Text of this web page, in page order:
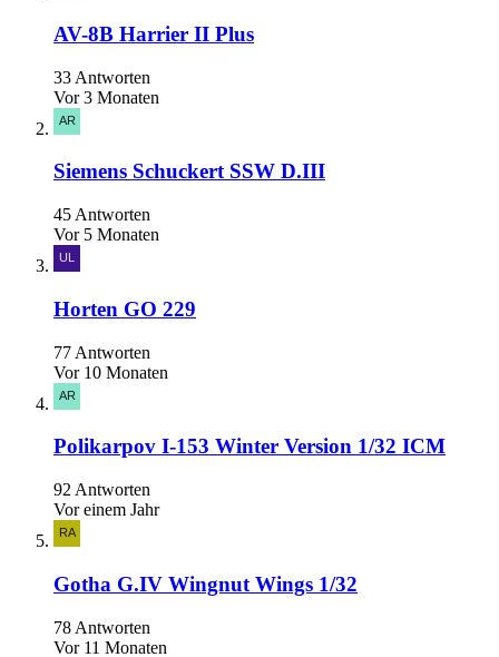
AV-8B Harrier II Plus
33 Antworten
Vor 3 Monaten
Siemens Schuckert SSW D.III
45 Antworten
Vor 5 Monaten
Horten GO 229
77 Antworten
Vor 10 Monaten
Polikarpov I-153 Winter Version 1/32 ICM
92 Antworten
Vor einem Jahr
Gotha G.IV Wingnut Wings 1/32
78 Antworten
Vor 11 Monaten